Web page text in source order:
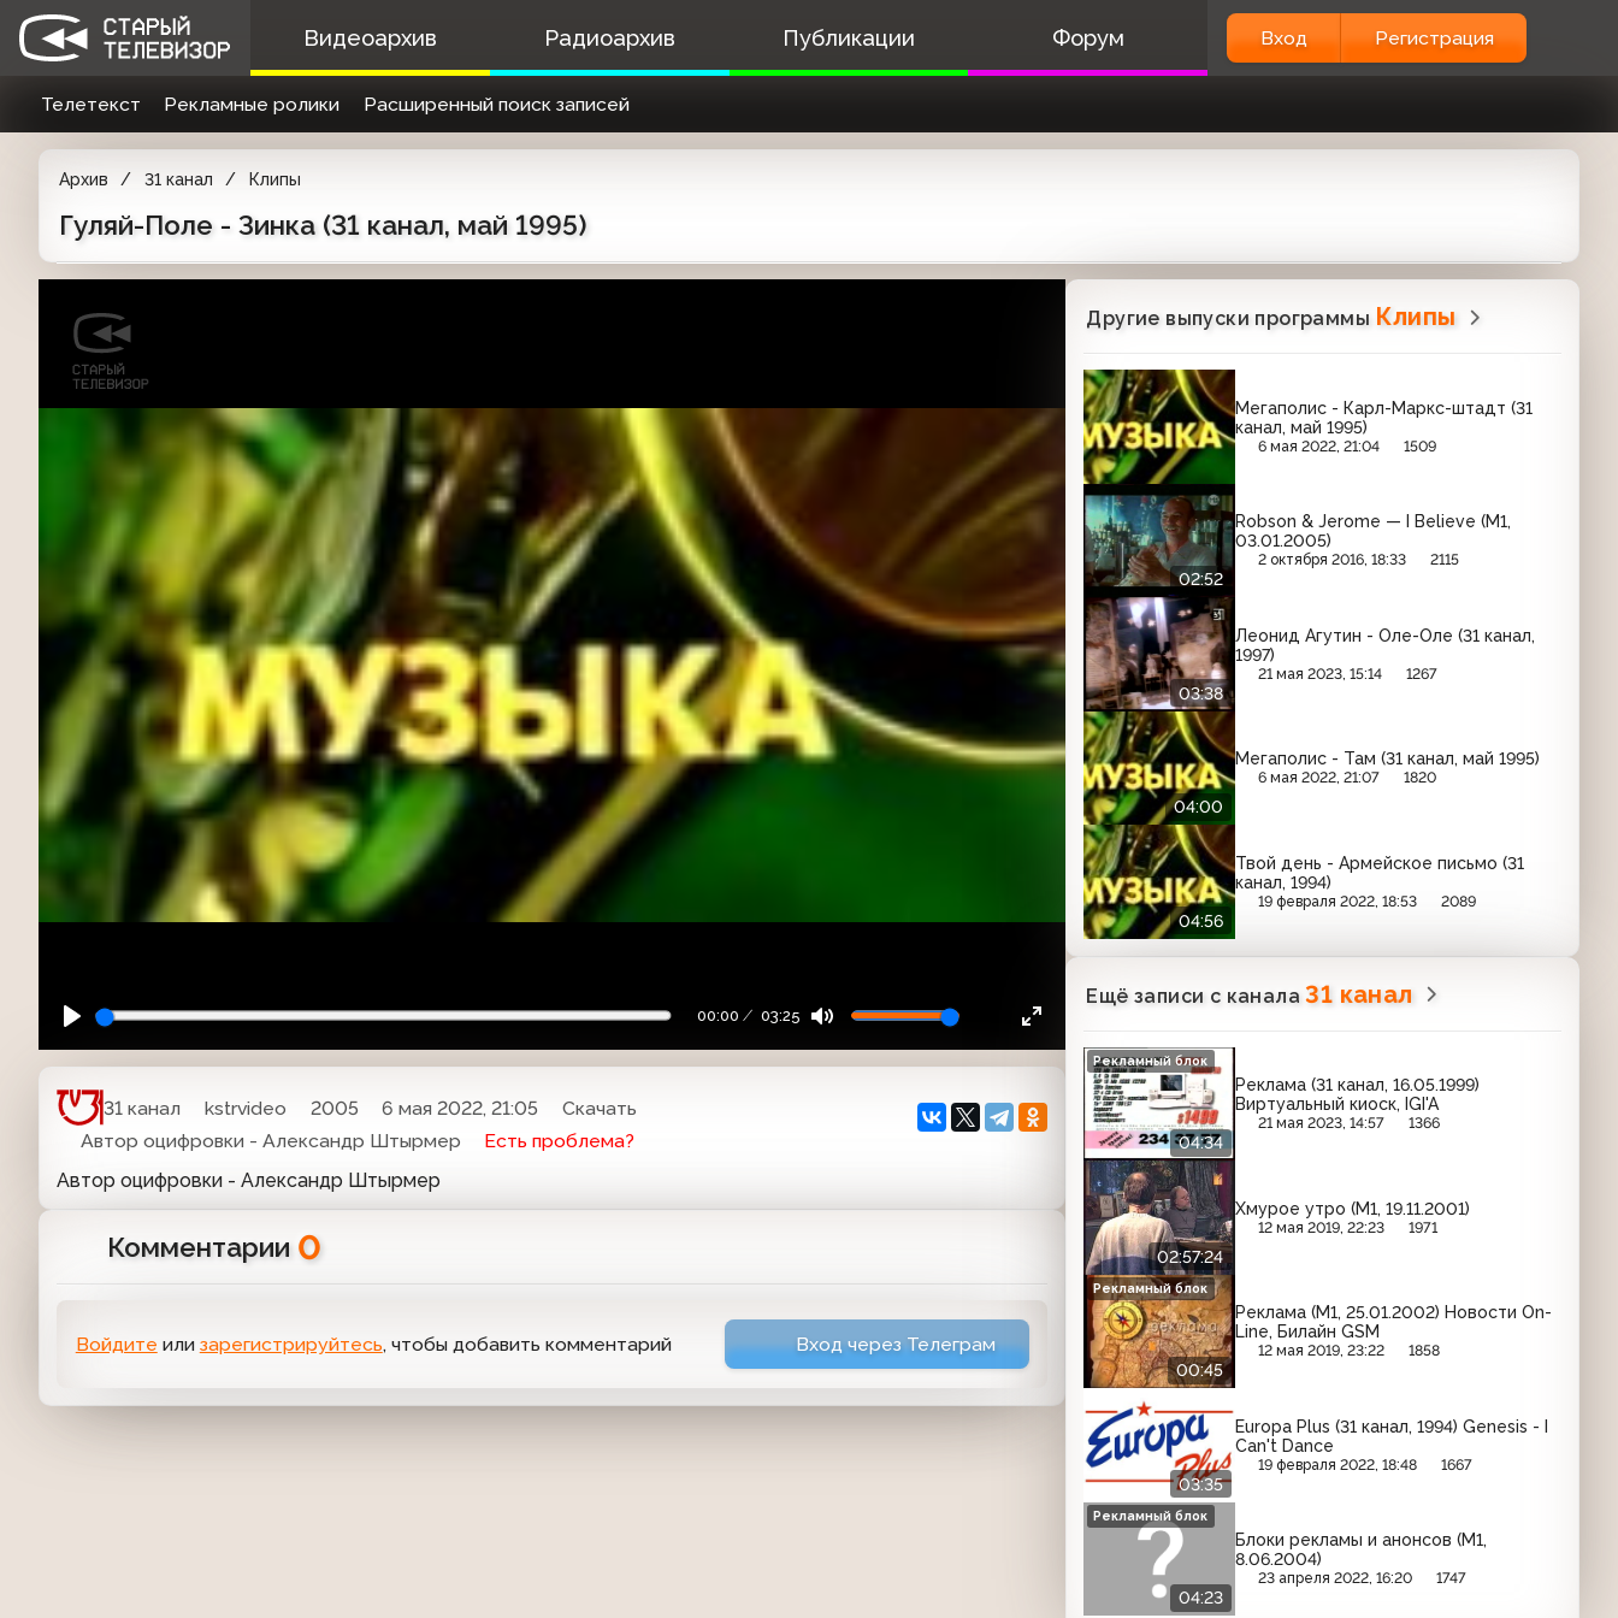
Видеоархив Радиоархив Публикации Форум Вход Регистрация
Телетекст Рекламные ролики Расширенный поиск записей
Архив 31 канал Клипы
Гуляй-Поле - Зинка (31 канал, май 1995)
00:00 03:25
31 канал kstrvideo 2005 6 мая 2022, 21:05
Скачать
Автор оцифровки - Александр Штырмер
Есть проблема?
Автор оцифровки - Александр Штырмер
Комментарии 0
Войдите или зарегистрируйтесь, чтобы добавить комментарий Вход через Телеграм
Другие выпуски программы Клипы
Мегаполис - Карл-Маркс-штадт (31
канал, май 1995)
6 мая 2022, 21:04 1509
02:52
Robson & Jerome — I Believe (М1,
03.01.2005)
2 октября 2016, 18:33 2115
03:38
Леонид Агутин - Оле-Оле (31 канал,
1997)
21 мая 2023, 15:14 1267
04:00
Мегаполис - Там (31 канал, май 1995)
6 мая 2022, 21:07 1820
04:56
Твой день - Армейское письмо (31
канал, 1994)
19 февраля 2022, 18:53 2089
Ещё записи с канала31 канал
04:34
Реклама (31 канал, 16.05.1999)
Виртуальный киоск, IGI'A
21 мая 2023, 14:57 1366
Рекламный блок
02:57:24
Хмурое утро (М1, 19.11.2001)
12 мая 2019, 22:23 1971
00:45
Реклама (М1, 25.01.2002) Новости On-
Line, Билайн GSM
12 мая 2019, 23:22 1858
Рекламный блок
03:35
Europa Plus (31 канал, 1994) Genesis - I
Can't Dance
19 февраля 2022, 18:48 1667
04:23
Блоки рекламы и анонсов (М1,
8.06.2004)
23 апреля 2022, 16:20 1747
Рекламный блок